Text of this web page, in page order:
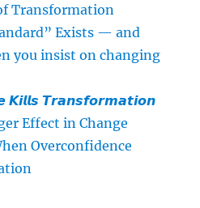
Transformation
Exists — and
you insist on changing
𝙏𝙧𝙖𝙣𝙨𝙛𝙤𝙧𝙢𝙖𝙩𝙞𝙤𝙣
Effect in Change
Overconfidence